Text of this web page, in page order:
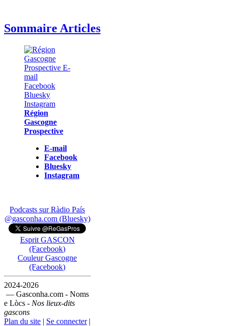
Sommaire Articles
Région
Gascogne
Prospective
E-mail
Facebook
Bluesky
Instagram
Podcasts sur Ràdio País
@gasconha.com (Bluesky)
Esprit GASCON
(Facebook)
Couleur Gascogne
(Facebook)
2024-2026
— Gasconha.com - Noms
e Lòcs - Nos lieux-dits
gascons
Plan du site | Se connecter|